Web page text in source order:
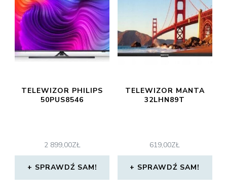
TELEWIZOR PHILIPS
50PUS8546
2 899,00ZŁ
SPRAWDŹ SAM!
TELEWIZOR MANTA
32LHN89T
619,00ZŁ
SPRAWDŹ SAM!